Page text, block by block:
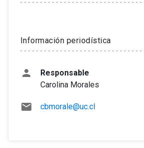
Información periodística
person
Responsable
Carolina Morales
mail cbmorale@uc.cl